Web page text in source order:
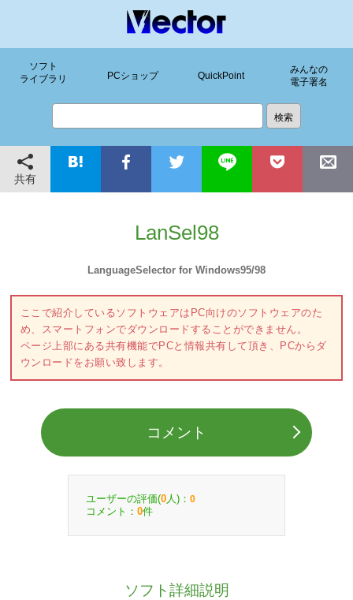
ソフト
ライブラリ
PCショップ QuickPoint
みんなの
電子署名
共有
LanSel98
LanguageSelector for Windows95/98
ここで紹介しているソフトウェアはPC向けのソフトウェアのた
め、スマートフォンでダウンロードすることができません。
ページ上部にある共有機能でPCと情報共有して頂き、PCからダ
ウンロードをお願い致します。
コメント
ユーザーの評価(0 人)： 0
コメント： 0件
ソフト詳細説明